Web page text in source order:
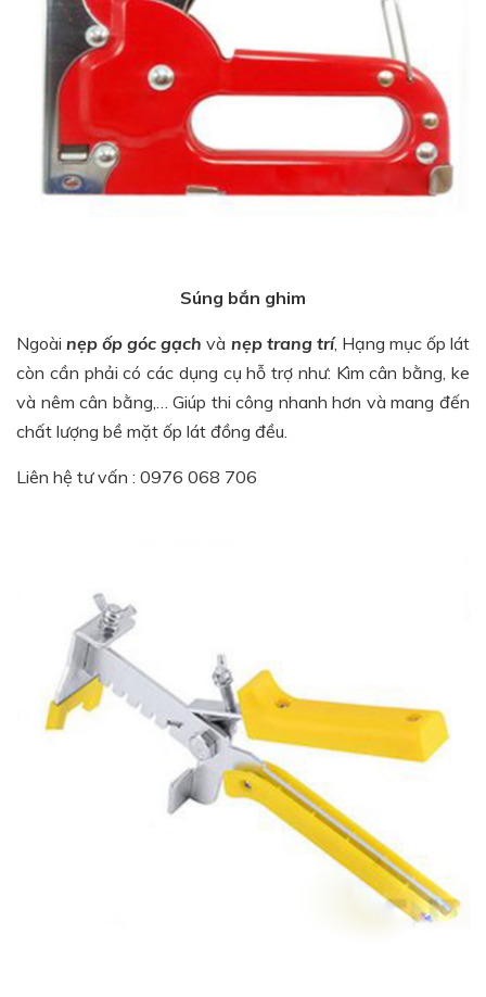
Súng bắn ghim
Ngoàinẹp ốp góc gạch và nẹp trang trí, Hạng mục ốp lát
còn cần phải có các dụng cụ hỗ trợ như: Kìm cân bằng, ke
và nêm cân bằng,… Giúp thi công nhanh hơn và mang đến
chất lượng bề mặt ốp lát đồng đều.
Liên hệ tư vấn : 0976 068 706